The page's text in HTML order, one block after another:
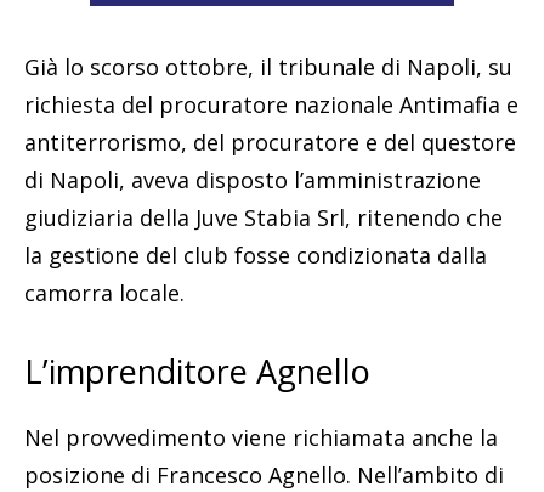
Già lo scorso ottobre, il tribunale di Napoli, su
richiesta del procuratore nazionale Antimafia e
antiterrorismo, del procuratore e del questore
di Napoli, aveva disposto l’amministrazione
giudiziaria della Juve Stabia Srl, ritenendo che
la gestione del club fosse condizionata dalla
camorra locale.
L’imprenditore Agnello
Nel provvedimento viene richiamata anche la
posizione di Francesco Agnello. Nell’ambito di